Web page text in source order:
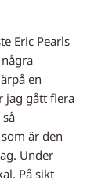
Eric Pearls
en
jag gått flera
är den
Under
På sikt